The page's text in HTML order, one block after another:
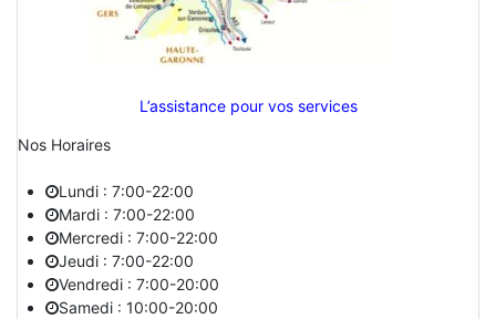
L’assistance pour vos services
Nos Horaires
Lundi : 7:00-22:00
Mardi : 7:00-22:00
Mercredi : 7:00-22:00
Jeudi : 7:00-22:00
Vendredi : 7:00-20:00
Samedi : 10:00-20:00